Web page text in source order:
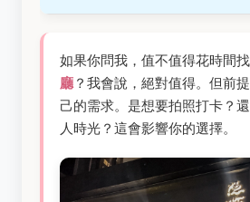
如果你問我，值不值得花時間
廳？我會說，絕對值得。但前
己的需求。是想要拍照打卡？
人時光？這會影響你的選擇。